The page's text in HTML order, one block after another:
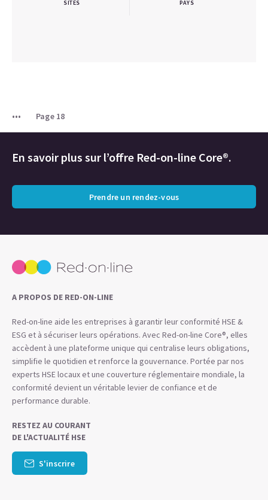
SITES PAYS
Page 18
En savoir plus sur l’offre Red-on-line Core®.
Prendre un rendez-vous
A PROPOS DE RED-ON-LINE
Red-on-line aide les entreprises à garantir leur conformité HSE &
ESG et à sécuriser leurs opérations. Avec Red-on-line Core®, elles
accèdent à une plateforme unique qui centralise leurs obligations,
simplifie le quotidien et renforce la gouvernance. Portée par nos
experts HSE locaux et une couverture réglementaire mondiale, la
conformité devient un véritable levier de confiance et de
performance durable.
RESTEZ AU COURANT
DE L'ACTUALITÉ HSE
S'inscrire